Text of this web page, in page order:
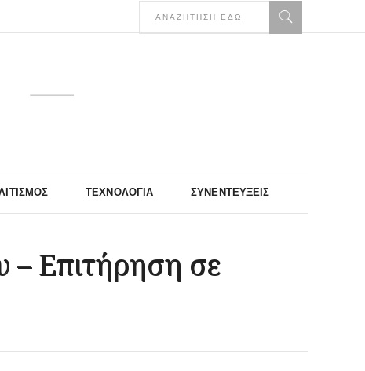
ΤΕΧΝΟΛΟΓΊΑ ΣΥΝΕΝΤΕΎΞΕΙΣ
– Επιτήρηση σε